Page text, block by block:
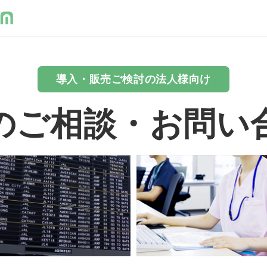
導入・販売ご検討の法人様向け
ご相談・お問い